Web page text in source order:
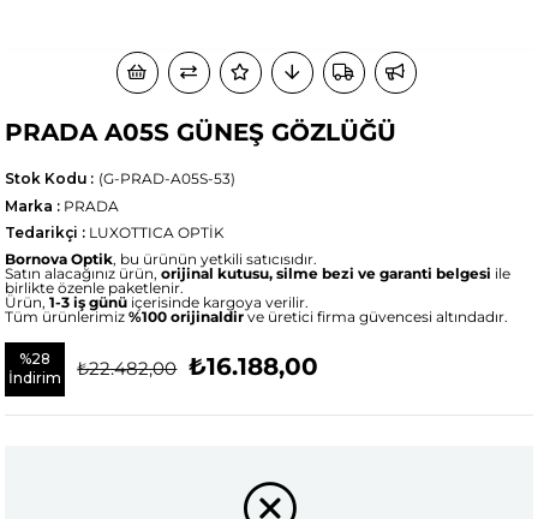
PRADA A05S GÜNEŞ GÖZLÜĞÜ
(G-PRAD-A05S-53)
Stok Kodu
Marka : PRADA
Tedarikçi : LUXOTTICA OPTİK
Bornova Optik, bu ürünün yetkili satıcısıdır.
Satın alacağınız ürün,orijinal kutusu, silme bezi ve garanti belgesi ile
birlikte özenle paketlenir.
Ürün,1-3 iş günü içerisinde kargoya verilir.
Tüm ürünlerimiz%100 orijinaldirve üretici firma güvencesi altındadır.
%28
İndirim
₺22.482,00 ₺16.188,00